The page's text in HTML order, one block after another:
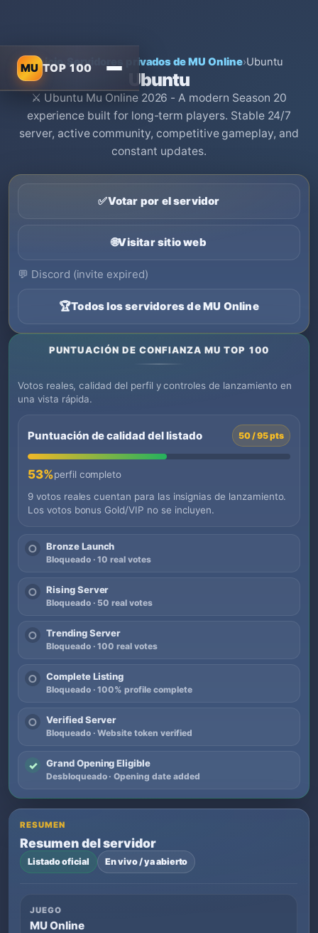
MU TOP 100
Inicio› Servidores privados de MU Online›Ubuntu
Ubuntu
⚔️ Ubuntu Mu Online 2026 - A modern Season 20
experience built for long-term players. Stable 24/7
server, active community, competitive gameplay, and
constant updates.
✅Votar por el servidor
🌐Visitar sitio web
💬 Discord (invite expired)
🏆Todos los servidores de MU Online
PUNTUACIÓN DE CONFIANZA MU TOP 100
Votos reales, calidad del perfil y controles de lanzamiento en
una vista rápida.
Puntuación de calidad del listado 50 / 95 pts
53%perfil completo
9 votos reales cuentan para las insignias de lanzamiento.
Los votos bonus Gold/VIP no se incluyen.
○ Bronze Launch
Bloqueado · 10 real votes
○ Rising Server
Bloqueado · 50 real votes
○ Trending Server
Bloqueado · 100 real votes
○ Complete Listing
Bloqueado · 100% profile complete
○ Verified Server
Bloqueado · Website token verified
✓ Grand Opening Eligible
Desbloqueado · Opening date added
RESUMEN
Resumen del servidor
Listado oficial En vivo / ya abierto
JUEGO
MU Online